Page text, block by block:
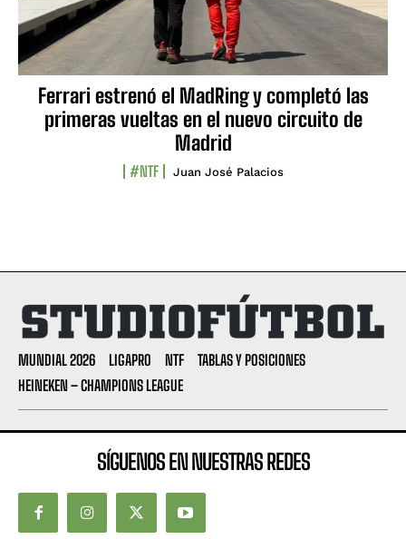
Ferrari estrenó el MadRing y completó las
primeras vueltas en el nuevo circuito de
Madrid
#NTF Juan José Palacios
MUNDIAL 2026 LIGAPRO NTF
TABLAS Y POSICIONES
HEINEKEN – CHAMPIONS LEAGUE
SÍGUENOS EN NUESTRAS REDES